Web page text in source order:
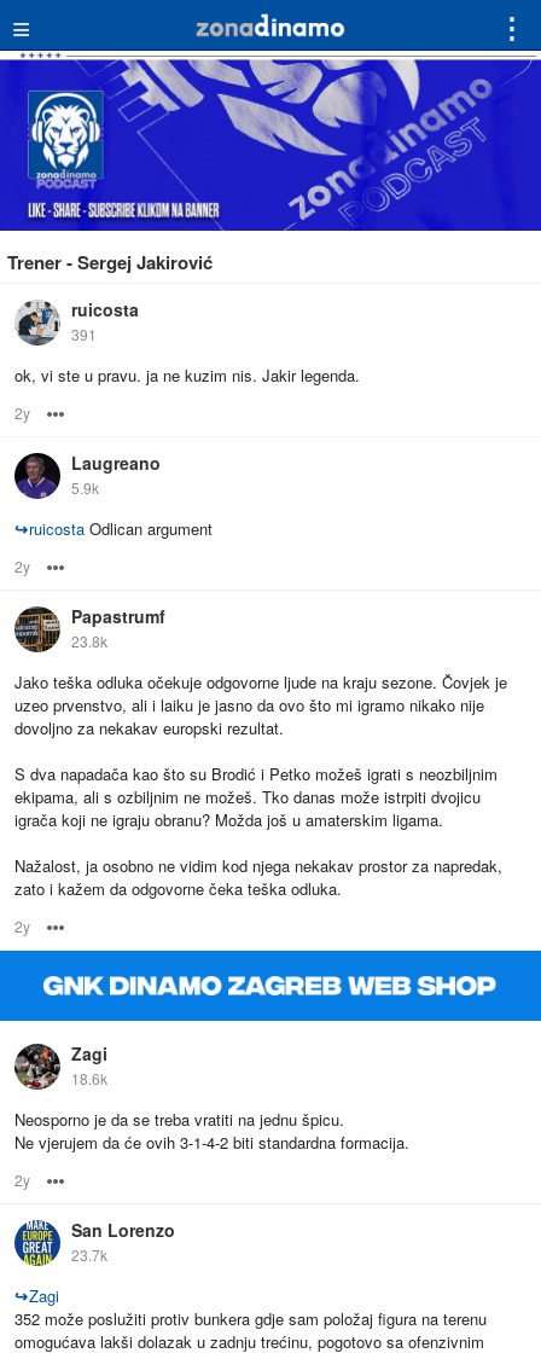
≡ ⋮
Trener - Sergej Jakirović
ruicosta
391
ok, vi ste u pravu. ja ne kuzim nis. Jakir legenda.
2y
Laugreano
5.9k
↪ruicosta Odlican argument
2y
Papastrumf
23.8k
Jako teška odluka očekuje odgovorne ljude na kraju sezone. Čovjek je
uzeo prvenstvo, ali i laiku je jasno da ovo što mi igramo nikako nije
dovoljno za nekakav europski rezultat.
S dva napadača kao što su Brodić i Petko možeš igrati s neozbiljnim
ekipama, ali s ozbiljnim ne možeš. Tko danas može istrpiti dvojicu
igrača koji ne igraju obranu? Možda još u amaterskim ligama.
Nažalost, ja osobno ne vidim kod njega nekakav prostor za napredak,
zato i kažem da odgovorne čeka teška odluka.
2y
Zagi
18.6k
Neosporno je da se treba vratiti na jednu špicu.
Ne vjerujem da će ovih 3-1-4-2 biti standardna formacija.
2y
San Lorenzo
23.7k
↪Zagi
352 može poslužiti protiv bunkera gdje sam položaj figura na terenu
omogućava lakši dolazak u zadnju trećinu, pogotovo sa ofenzivnim